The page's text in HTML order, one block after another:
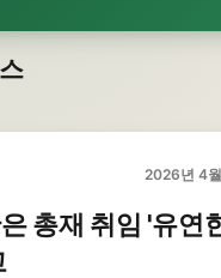
2026년 4
총재 취임 '유연